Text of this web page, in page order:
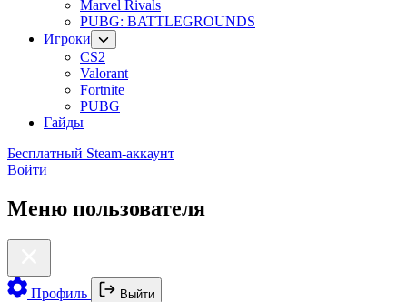
Marvel Rivals
PUBG: BATTLEGROUNDS
Игроки
CS2
Valorant
Fortnite
PUBG
Гайды
Бесплатный Steam-аккаунт
Войти
Меню пользователя
Профиль Выйти